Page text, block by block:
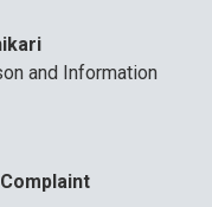
and Information